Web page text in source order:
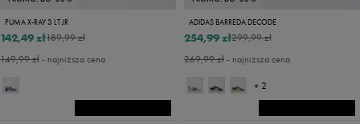
PUMA X-RAY 3 LT JR
189,99 zł
142,49 zł
149,99 zł- najniższa cena
ADIDAS BARREDA DECODE
299,99 zł
254,99 zł
269,99 zł- najniższa cena
+ 2